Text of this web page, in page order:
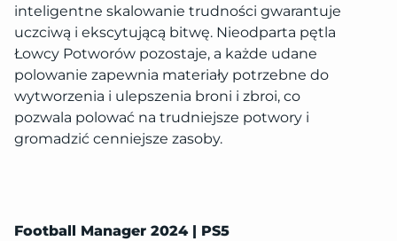
inteligentne skalowanie trudności gwarantuje
uczciwą i ekscytującą bitwę. Nieodparta pętla
Łowcy Potworów pozostaje, a każde udane
polowanie zapewnia materiały potrzebne do
wytworzenia i ulepszenia broni i zbroi, co
pozwala polować na trudniejsze potwory i
gromadzić cenniejsze zasoby.
Football Manager 2024 | PS5